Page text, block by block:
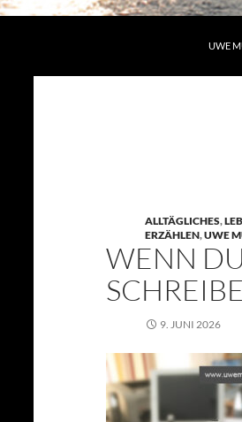
UWE
ALLTÄGLICHES,
ERZÄHLEN,UWE
WENN
9. JUNI 2026